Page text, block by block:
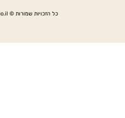
כל הזכויות שמורות © danielchip.co.il